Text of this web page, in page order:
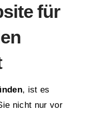
für
, ist es
nicht nur vor